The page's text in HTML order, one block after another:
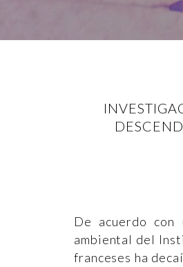
De acuerdo
ambiental del
franceses ha